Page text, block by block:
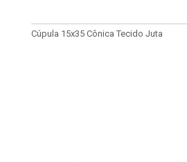
Cúpula 15x35 Cônica Tecido Juta